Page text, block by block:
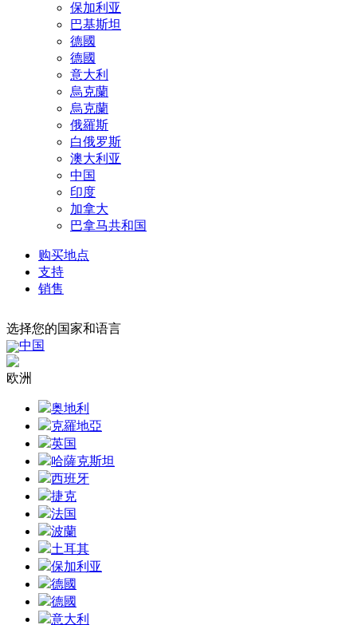
保加利亚
巴基斯坦
德國
德國
意大利
烏克蘭
烏克蘭
俄羅斯
白俄罗斯
澳大利亚
中国
印度
加拿大
巴拿马共和国
购买地点
支持
销售
选择您的国家和语言
中国
欧洲
奥地利
克羅地亞
英国
哈薩克斯坦
西班牙
捷克
法国
波蘭
土耳其
保加利亚
德國
德國
意大利